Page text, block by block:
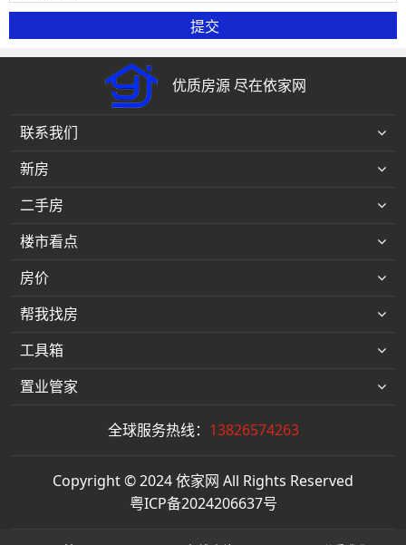
优质房源 尽在依家网
联系我们
新房
二手房
楼市看点
房价
帮我找房
工具箱
置业管家
全球服务热线： 13826574263
Copyright © 2024 依家网 All Rights Reserved
粤ICP备2024206637号